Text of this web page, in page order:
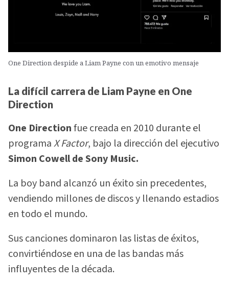
One Direction despide a Liam Payne con un emotivo mensaje
La difícil carrera de Liam Payne en One
Direction
One Directionfue creada en 2010 durante el
programaX Factor, bajo la dirección del ejecutivo
Simon Cowell de Sony Music.
La boy band alcanzó un éxito sin precedentes,
vendiendo millones de discos y llenando estadios
en todo el mundo.
Sus canciones dominaron las listas de éxitos,
convirtiéndose en una de las bandas más
influyentes de la década.